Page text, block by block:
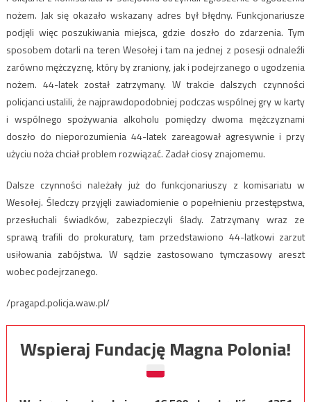
nożem. Jak się okazało wskazany adres był błędny. Funkcjonariusze
podjęli więc poszukiwania miejsca, gdzie doszło do zdarzenia. Tym
sposobem dotarli na teren Wesołej i tam na jednej z posesji odnaleźli
zarówno mężczyznę, który by zraniony, jak i podejrzanego o ugodzenia
nożem. 44-latek został zatrzymany. W trakcie dalszych czynności
policjanci ustalili, że najprawdopodobniej podczas wspólnej gry w karty
i wspólnego spożywania alkoholu pomiędzy dwoma mężczyznami
doszło do nieporozumienia 44-latek zareagował agresywnie i przy
użyciu noża chciał problem rozwiązać. Zadał ciosy znajomemu.
Dalsze czynności należały już do funkcjonariuszy z komisariatu w
Wesołej. Śledczy przyjęli zawiadomienie o popełnieniu przestępstwa,
przesłuchali świadków, zabezpieczyli ślady. Zatrzymany wraz ze
sprawą trafili do prokuratury, tam przedstawiono 44-latkowi zarzut
usiłowania zabójstwa. W sądzie zastosowano tymczasowy areszt
wobec podejrzanego.
/pragapd.policja.waw.pl/
Wspieraj Fundację Magna Polonia!